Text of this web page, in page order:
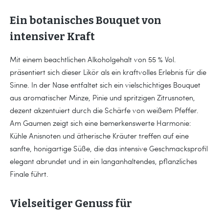
Ein botanisches Bouquet von
intensiver Kraft
Mit einem beachtlichen Alkoholgehalt von 55 % Vol.
präsentiert sich dieser Likör als ein kraftvolles Erlebnis für die
Sinne. In der Nase entfaltet sich ein vielschichtiges Bouquet
aus aromatischer Minze, Pinie und spritzigen Zitrusnoten,
dezent akzentuiert durch die Schärfe von weißem Pfeffer.
Am Gaumen zeigt sich eine bemerkenswerte Harmonie:
Kühle Anisnoten und ätherische Kräuter treffen auf eine
sanfte, honigartige Süße, die das intensive Geschmacksprofil
elegant abrundet und in ein langanhaltendes, pflanzliches
Finale führt.
Vielseitiger Genuss für